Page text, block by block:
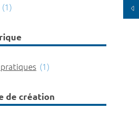
(1)
(1)
de création